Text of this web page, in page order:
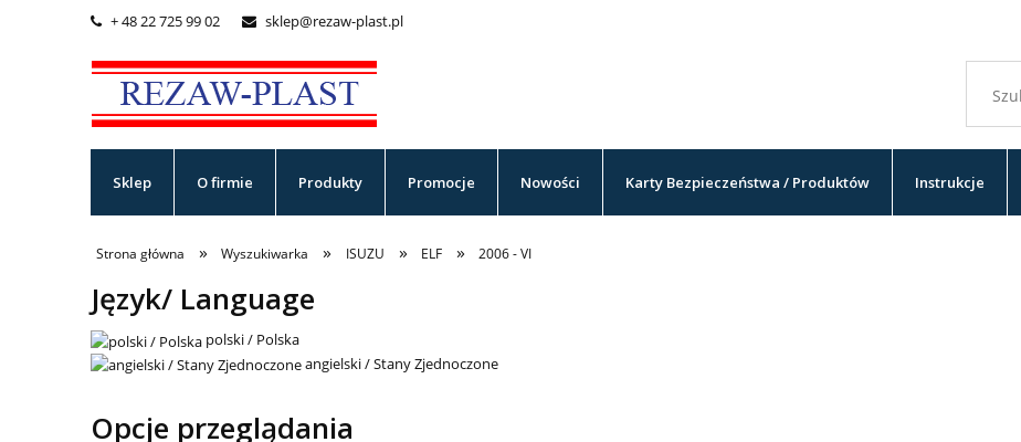
 + 48 22 725 99 02  sklep@rezaw-plast.pl
Sklep O firmie Produkty Promocje Nowości Karty Bezpieczeństwa / Produktów Instrukcje
Strona główna » Wyszukiwarka » ISUZU » ELF » 2006 - VI
Język/ Language
polski / Polska
angielski / Stany Zjednoczone
Opcje przeglądania